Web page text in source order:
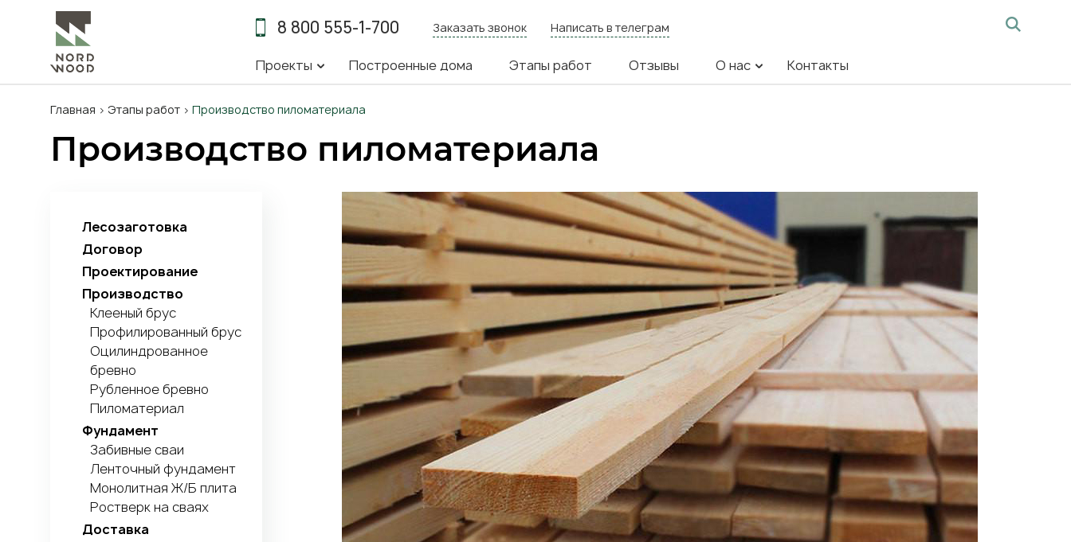
8 800 555-1-700 Заказать звонок Написать в телеграм
навигация
Проекты Построенные дома Этапы работ Отзывы О нас Контакты
Строка
навигации
Главная Этапы работ Производство пиломатериала
Производство пиломатериала
Лесозаготовка
Договор
Проектирование
Производство
Клееный брус
Профилированный брус
Оцилиндрованное
бревно
Рубленное бревно
Пиломатериал
Фундамент
Забивные сваи
Ленточный фундамент
Монолитная Ж/Б плита
Ростверк на сваях
Доставка